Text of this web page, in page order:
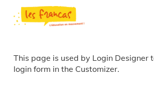
Panneau de gestion des cookies
main
This page is used by Login Designer
login form in the Customizer.